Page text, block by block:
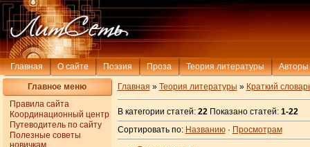
Главная О сайте Поэзия Проза Теория литературы Авторы
Главное меню
Правила сайта
Координационный центр
Путеводитель по сайту
Полезные советы
Главная » Теория литературы » Краткий
В категории статей: 22Показано статей: 1-22
Сортировать по: Названию· Просмотрам